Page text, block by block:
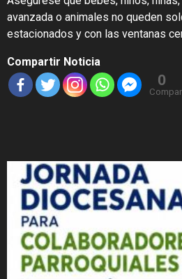
avanzada o animales no queden
estacionados y con las ventanas
Compartir Noticia
0